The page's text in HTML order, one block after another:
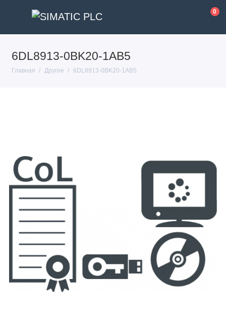
0
6DL8913-0BK20-1AB5
Главная Другое 6DL8913-0BK20-1AB5